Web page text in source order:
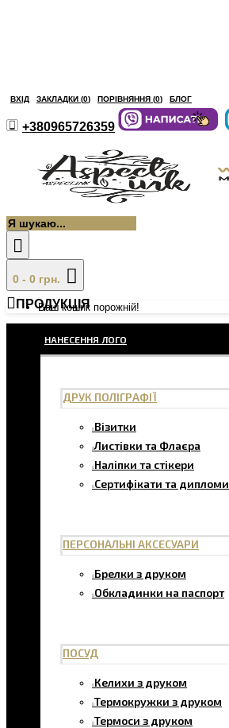
ВХІД ЗАКЛАДКИ (0) ПОРІВНЯННЯ (0) БЛОГ
+380965726359
0 - 0 грн.
Ваш кошик порожній!
ПРОДУКЦІЯ
НАНЕСЕННЯ ЛОГО
ДРУК ПОЛІГРАФІЇ
Візитки
Листівки та Флаєра
Наліпки та стікери
Сертифікати та дипломи
ПЕРСОНАЛЬНІ АКСЕСУАРИ
Брелки з друком
Обкладинки на паспорт
ПОСУД
Келихи з друком
Термокружки з друком
Термоси з друком